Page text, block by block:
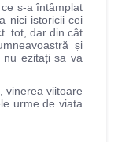
s-a întâmplat
nici istoricii cei
tot, dar din cât
și
nu ezitați sa va
vinerea viitoare
urme de viata